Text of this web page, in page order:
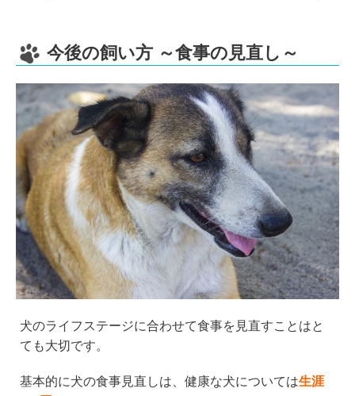
今後の飼い方 ～食事の見直し～
犬のライフステージに合わせて食事を見直すことはと
ても大切です。
基本的に犬の食事見直しは、健康な犬については生涯